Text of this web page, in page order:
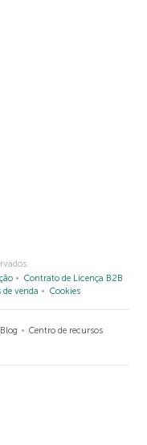
Contrato de Licença B2B
de venda Cookies
Blog
Centro de recursos